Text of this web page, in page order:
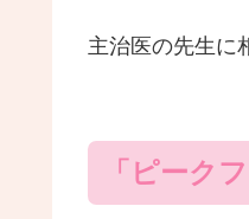
主治医の先生に
「ピーク